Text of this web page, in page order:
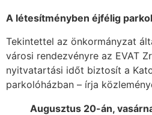
A létesítményben éjfélig
Tekintettel az önkormányzat
városi rendezvényre az EVAT
nyitvatartási időt biztosít a
parkolóházban – írja
Augusztus 20-án,